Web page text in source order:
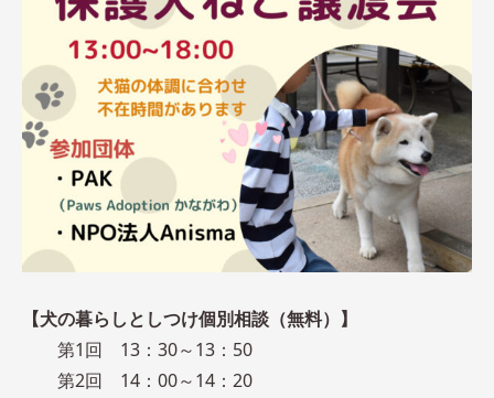
【犬の暮らしとしつけ個別相談（無料）】
第1回 13：30～13：50
第2回 14：00～14：20